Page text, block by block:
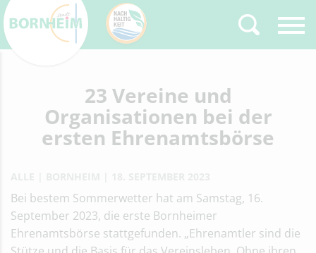
Type 2 or more
characters for results.
23 Vereine und
Organisationen bei der
ersten Ehrenamtsbörse
Bei bestem Sommerwetter hat am Samstag, 16.
September 2023, die erste Bornheimer
Ehrenamtsbörse stattgefunden. „Ehrenamtler sind die